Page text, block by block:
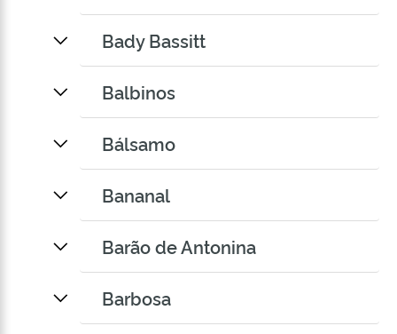
Bady Bassitt
Balbinos
Bálsamo
Bananal
Barão de Antonina
Barbosa